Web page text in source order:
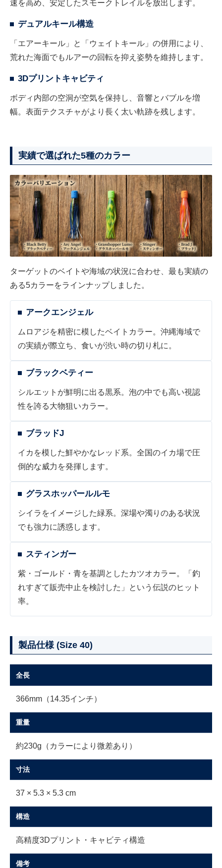
速を高め、安定したスモークトレイルを放出します。
デュアルキール構造
「エアーキール」と「ウェイトキール」の併用により、
荒れた海面でもルアーの回転を抑え姿勢を維持します。
3Dプリントキャビティ
ボディ内部の空洞が空気を保持し、音響とバブルを増
幅。表面テクスチャがより長く太い軌跡を残します。
実績で選ばれた5種のカラー
ターゲットのベイトや海域の状況に合わせ、最も実績の
ある5カラーをラインナップしました。
アークエンジェル
ムロアジを精密に模したベイトカラー。沖縄海域で
の実績が際立ち、食いが渋い時の切り札に。
ブラックベティー
シルエットが鮮明に出る黒系。泡の中でも高い視認
性を誇る大物狙いカラー。
ブラッドJ
イカを模した鮮やかなレッド系。全国のイカ場で圧
倒的な威力を発揮します。
グラスホッパールルモ
シイラをイメージした緑系。深場や濁りのある状況
でも強力に誘惑します。
スティンガー
紫・ゴールド・青を基調としたカツオカラー。「釣
れすぎて販売中止を検討した」という伝説のヒット
率。
製品仕様 (Size 40)
全長
366mm（14.35インチ）
重量
約230g（カラーにより微差あり）
寸法
37 × 5.3 × 5.3 cm
構造
高精度3Dプリント・キャビティ構造
備考